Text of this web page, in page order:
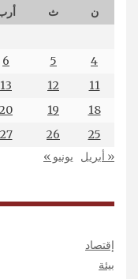
ن ث
4
5
6
11
12
13
18
19
20
25
26
27
« أبريل
يونيو »
إقتصاد
بيئة